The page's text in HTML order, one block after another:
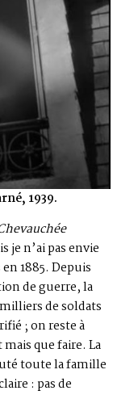
1939.
je n’ai pas envie
1885. Depuis
de guerre, la
de soldats
; on reste à
que faire. La
toute la famille
: pas de